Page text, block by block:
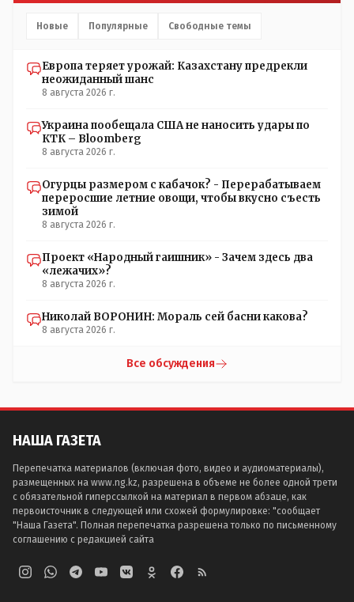
частотности появления в популяции соответствующих
естественный отбор.
Новые Популярные Свободные темы
Европа теряет урожай: Казахстану предрекли
неожиданный шанс
8 августа 2026 г.
Украина пообещала США не наносить удары по
КТК – Bloomberg
8 августа 2026 г.
Огурцы размером с кабачок? - Перерабатываем
переросшие летние овощи, чтобы вкусно съесть
зимой
8 августа 2026 г.
Проект «Народный гаишник» - Зачем здесь два
«лежачих»?
8 августа 2026 г.
Николай ВОРОНИН: Мораль сей басни какова?
8 августа 2026 г.
Все обсуждения
НАША ГАЗЕТА
Перепечатка материалов (включая фото, видео и аудиоматериалы),
размещенных на www.ng.kz, разрешена в объеме не более одной трети
с обязательной гиперссылкой на материал в первом абзаце, как
первоисточник в следующей или схожей формулировке: "сообщает
"Наша Газета". Полная перепечатка разрешена только по письменному
соглашению с редакцией сайта